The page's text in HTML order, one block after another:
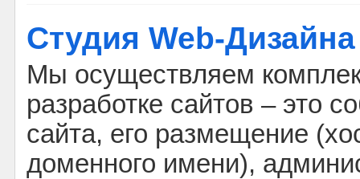
Студия Web-
Мы осуществляем
разработке сайтов – это
сайта, его размещение
доменного имени),